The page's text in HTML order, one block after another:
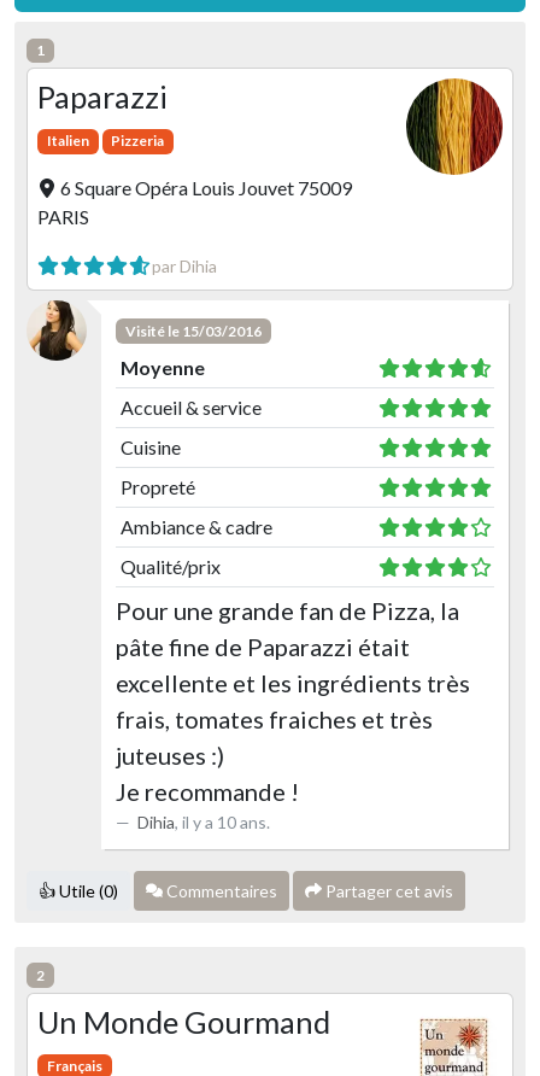
1
Paparazzi
Italien Pizzeria
6 Square Opéra Louis Jouvet 75009
PARIS
par Dihia
Visité le 15/03/2016
Moyenne
Accueil & service
Cuisine
Propreté
Ambiance & cadre
Qualité/prix
Pour une grande fan de Pizza, la
pâte fine de Paparazzi était
excellente et les ingrédients très
frais, tomates fraiches et très
juteuses :)
Je recommande !
Dihia, il y a 10 ans.
👍 Utile (0) Commentaires Partager cet avis
2
Un Monde Gourmand
Français